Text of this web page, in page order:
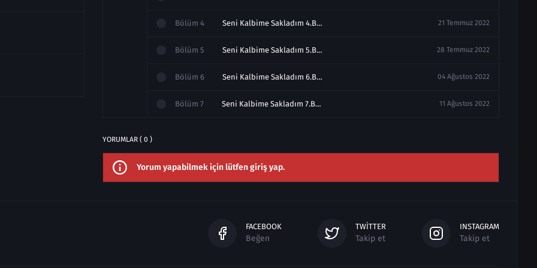
Bölüm 4 Seni Kalbime Sakladım 4.Bölüm izle 21 Temmuz 2022
Bölüm 5 Seni Kalbime Sakladım 5.Bölüm izle 28 Temmuz 2022
Bölüm 6 Seni Kalbime Sakladım 6.Bölüm izle 04 Ağustos 2022
Bölüm 7 Seni Kalbime Sakladım 7.Bölüm izle Final 11 Ağustos 2022
YORUMLAR ( 0 )
Yorum yapabilmek için lütfen giriş yap.
FACEBOOK
Beğen
TWITTER
Takip et
INSTAGRAM
Takip et